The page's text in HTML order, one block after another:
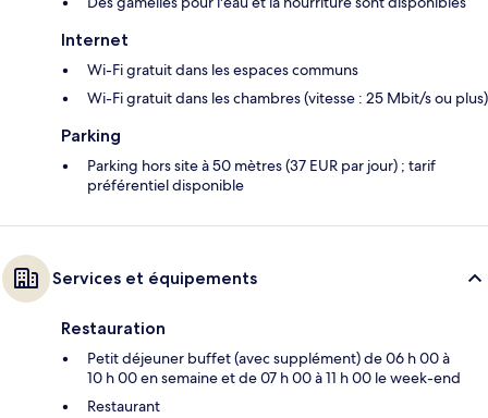
Internet
Wi-Fi gratuit dans les espaces communs
Wi-Fi gratuit dans les chambres (vitesse : 25 Mbit/s ou plus)
Parking
Parking hors site à 50 mètres (37 EUR par jour) ; tarif
préférentiel disponible
Services et équipements
Restauration
Petit déjeuner buffet (avec supplément) de 06 h 00 à
10 h 00 en semaine et de 07 h 00 à 11 h 00 le week-end
Restaurant